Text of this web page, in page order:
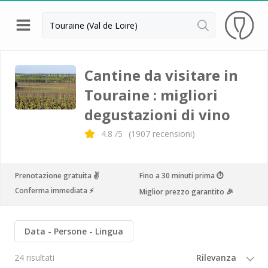
Indietro
Cantine da visitare e degustazioni vini Alsazia
Cantine da visitare e degustazioni vini Beaujolais
Cantine da visitare e degustazioni vini Bordeaux
Cantine da visitare e degustazioni vini Borgogna
Champagne
Cantine da visitare e degustazioni vini Giura
Cantine da visitare e degustazioni vini Languedoc
Roussillon
Cantine da visitare e degustazioni vini Poitou
Cantine da visitare in
Touraine : migliori
degustazioni di vino
4.8 /5 (1907 recensioni)
Prenotazione gratuita ✌️
Fino a 30 minuti prima ⏱
Conferma immediata ⚡️
Miglior prezzo garantito 🎉
Data Persone Lingua
24 risultati